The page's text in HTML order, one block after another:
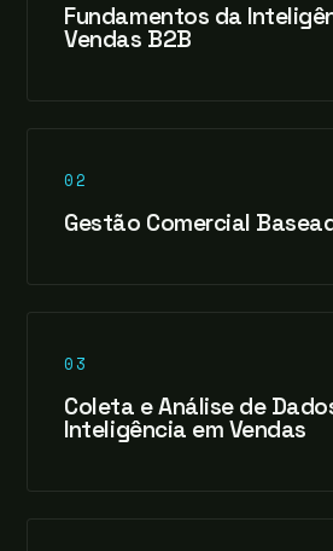
Fundamentos da
Vendas B2B
02
Gestão Comercial
03
Coleta e Análise de
Inteligência em Vendas